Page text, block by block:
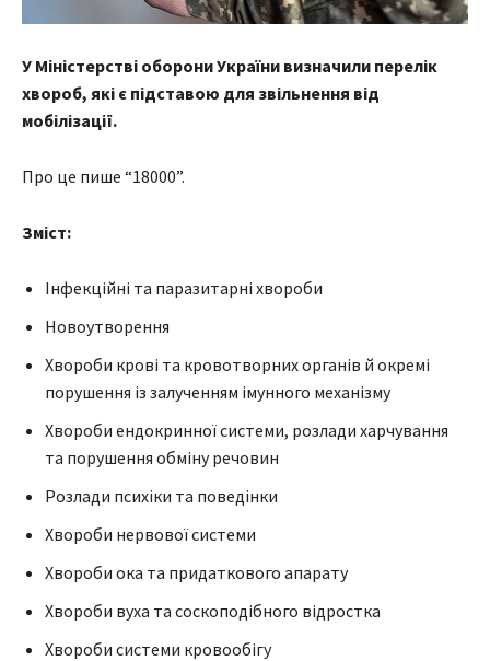
У Міністерстві оборони України визначили перелік
хвороб, які є підставою для звільнення від
мобілізації.
Про це пише “18000”.
Зміст:
Інфекційні та паразитарні хвороби
Новоутворення
Хвороби крові та кровотворних органів й окремі
порушення із залученням імунного механізму
Хвороби ендокринної системи, розлади харчування
та порушення обміну речовин
Розлади психіки та поведінки
Хвороби нервової системи
Хвороби ока та придаткового апарату
Хвороби вуха та соскоподібного відростка
Хвороби системи кровообігу